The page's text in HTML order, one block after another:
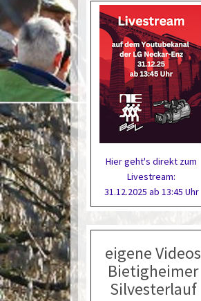
Hier geht's direkt zum
Livestream:
31.12.2025 ab 13:45 Uhr
eigene Videos
Bietigheimer
Silvesterlauf